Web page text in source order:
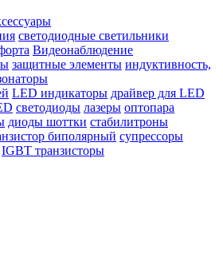
светодиодные светильники
Видеонаблюдение
защитные элементы индуктивность,
LED индикаторы драйвер для LED
светодиоды лазеры оптопара
диоды шоттки стабилитроны
биполярный супрессоры
IGBT транзисторы